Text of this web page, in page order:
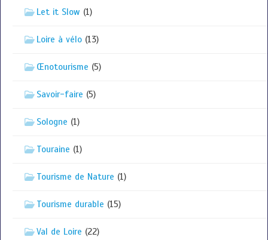
Let it Slow (1)
Loire à vélo (13)
Œnotourisme (5)
Savoir-faire (5)
Sologne (1)
Touraine (1)
Tourisme de Nature (1)
Tourisme durable (15)
Val de Loire (22)